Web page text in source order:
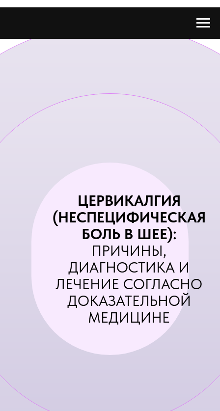
ЦЕРВИКАЛГИЯ
(НЕСПЕЦИФИЧЕСКАЯ
БОЛЬ В ШЕЕ):
ПРИЧИНЫ,
ДИАГНОСТИКА И
ЛЕЧЕНИЕ СОГЛАСНО
ДОКАЗАТЕЛЬНОЙ
МЕДИЦИНЕ